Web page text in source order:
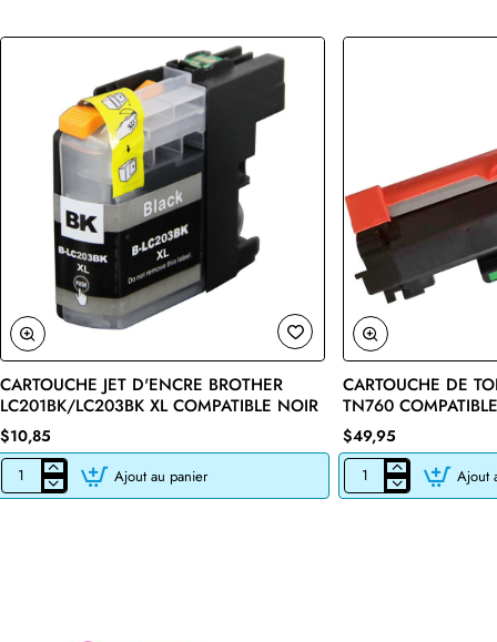
🔥 Bestseller
CARTOUCHE JET D'ENCRE BROTHER
LC201BK/LC203BK XL COMPATIBLE NOIR
$10,85
CARTOUCHE
JET
Ajout au panier
CARTOUCHE DE
TN760
$49,95
CARTOUCHE
DE
Ajout